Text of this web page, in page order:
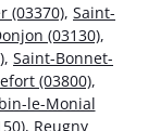
(03370), Saint-
(03130),
, Saint-Bonnet-
(03800),
le-Monial
, Reugny